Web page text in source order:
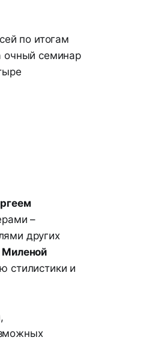
по итогам
очный семинар
–
других
Миленой
стилистики и